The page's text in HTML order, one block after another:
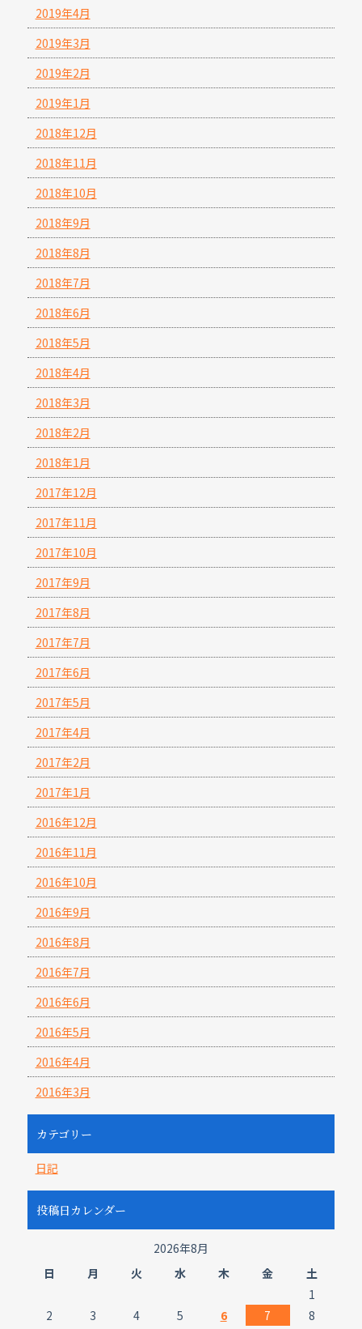
2019年4月
2019年3月
2019年2月
2019年1月
2018年12月
2018年11月
2018年10月
2018年9月
2018年8月
2018年7月
2018年6月
2018年5月
2018年4月
2018年3月
2018年2月
2018年1月
2017年12月
2017年11月
2017年10月
2017年9月
2017年8月
2017年7月
2017年6月
2017年5月
2017年4月
2017年2月
2017年1月
2016年12月
2016年11月
2016年10月
2016年9月
2016年8月
2016年7月
2016年6月
2016年5月
2016年4月
2016年3月
カテゴリー
日記
投稿日カレンダー
2026年8月
日
月 火 水 木 金
土
1
2
3 4 5 6 7
8